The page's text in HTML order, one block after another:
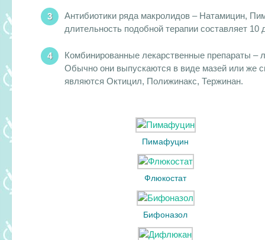
Антибиотики ряда макролидов – Натамицин,
длительность подобной терапии составляет 10
Комбинированные лекарственные препараты –
Обычно они выпускаются в виде мазей или же
являются Октицил, Полижинакс, Тержинан.
Пимафуцин
Флюкостат
Бифоназол